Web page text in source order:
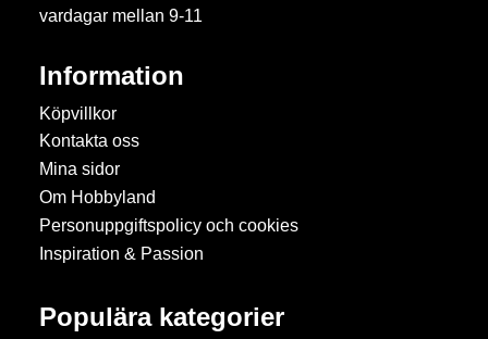
vardagar mellan 9-11
Information
Köpvillkor
Kontakta oss
Mina sidor
Om Hobbyland
Personuppgiftspolicy och cookies
Inspiration & Passion
Populära kategorier